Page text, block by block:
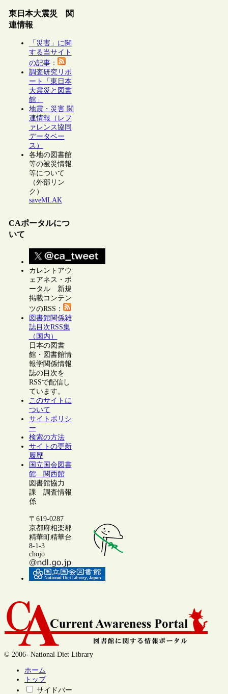
東日本大震災 関
連情報
「災害」に関
する当サイト
の記事：
調査研究リポ
ート「東日本
大震災と図書
館」
地震・災害 関
連情報（レフ
ァレンス協同
データベー
ス）
各地の図書館
等の被災情報
等について
（外部リン
ク）
saveMLAK
CAポータルにつ
いて
カレントアウ
ェアネス・ポ
ータル 新規
掲載コンテン
ツのRSS：
図書館関係雑
誌目次RSS集
（国内）
日本の図書
館・図書館情
報学関係情報
誌の目次を
RSSで配信し
ています。
このサイトに
ついて
サイトポリシ
ー
検索の方法
サイトの更新
履歴
国立国会図書
館 関西館
図書館協力
課 調査情報
係
〒619-0287
京都府相楽郡
精華町精華台
8-1-3
chojo
© 2006- National Diet Library
ホーム
トップ
サイドバー